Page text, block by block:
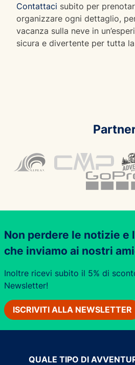
Contattaci subito per
organizzare ogni dettaglio,
vacanza sulla neve in
sicura e divertente per tutta
Non perdere le notizie
che inviamo ai nostri
Inoltre ricevi subito il 5% di
Newsletter!
ISCRIVITI ALLA NEWSLETTER
QUALE TIPO DI